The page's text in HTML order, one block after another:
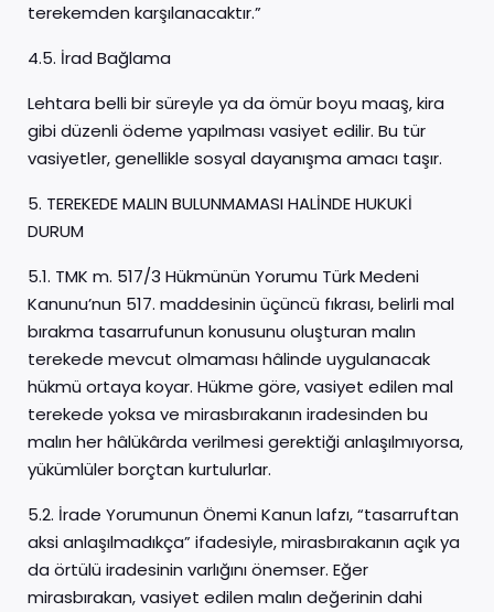
terekemden karşılanacaktır.”
4.5. İrad Bağlama
Lehtara belli bir süreyle ya da ömür boyu maaş, kira
gibi düzenli ödeme yapılması vasiyet edilir. Bu tür
vasiyetler, genellikle sosyal dayanışma amacı taşır.
5. TEREKEDE MALIN BULUNMAMASI HALİNDE HUKUKİ
DURUM
5.1. TMK m. 517/3 Hükmünün Yorumu Türk Medeni
Kanunu’nun 517. maddesinin üçüncü fıkrası, belirli mal
bırakma tasarrufunun konusunu oluşturan malın
terekede mevcut olmaması hâlinde uygulanacak
hükmü ortaya koyar. Hükme göre, vasiyet edilen mal
terekede yoksa ve mirasbırakanın iradesinden bu
malın her hâlükârda verilmesi gerektiği anlaşılmıyorsa,
yükümlüler borçtan kurtulurlar.
5.2. İrade Yorumunun Önemi Kanun lafzı, “tasarruftan
aksi anlaşılmadıkça” ifadesiyle, mirasbırakanın açık ya
da örtülü iradesinin varlığını önemser. Eğer
mirasbırakan, vasiyet edilen malın değerinin dahi